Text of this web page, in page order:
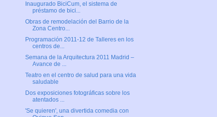
Inaugurado BiciCum, el sistema de
préstamo de bici...
Obras de remodelación del Barrio de la
Zona Centro...
Programación 2011-12 de Talleres en los
centros de...
Semana de la Arquitectura 2011 Madrid –
Avance de ...
Teatro en el centro de salud para una vida
saludable
Dos exposiciones fotográficas sobre los
atentados ...
'Se quieren', una divertida comedia con